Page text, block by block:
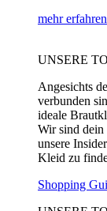
mehr erfahren
UNSERE
Angesichts
verbunden
ideale
Wir sind dein
unsere
Kleid zu
Shopping